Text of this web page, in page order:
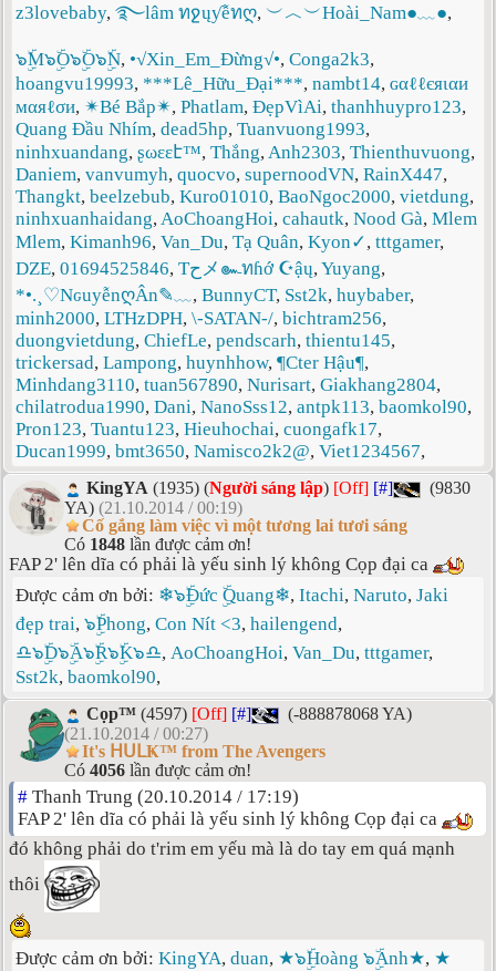
z3lovebaby, ࿐lâm ทջųƴễทღ, ︶︿︶Hoài_Nam●﹏●,
๖ۣۜM๖ۣۜO๖ۣۜO๖ۣۜN, •√Xin_Em_Đừng√•, Conga2k3,
hoangvu19993, ***Lê_Hữu_Đại***, nambt14, ɢαℓℓєяιαи
мαяℓσи, ✴Bé Bắp✴, Phatlam, ĐẹpVìAi, thanhhuypro123,
Quang Đầu Nhím, dead5hp, Tuanvuong1993,
ninhxuandang, ʂωεεէ™, Thắng,Anh2303, Thienthuvuong,
Daniem, vanvumyh, quocvo, supernoodVN, RainX447,
Thangkt, beelzebub, Kuro01010, BaoNgoc2000, vietdung,
ninhxuanhaidang,AoChoangHoi, cahautk, Nood Gà, Mlem
Mlem, Kimanh96, Van_Du, Tạ Quân, Kyon✓, tttgamer,
DZE, 01694525846, Tحメ๛ทɦớ ☪ậų,Yuyang,
*•.¸♡NԍuyễnღÂn✎﹏, BunnyCT, Sst2k, huybaber,
minh2000, LTHzDPH, \-SATAN-/, bichtram256,
duongvietdung, ChiefLe, pendscarh, thientu145,
trickersad, Lampong, huynhhow, ¶Cter Hậu¶,
Minhdang3110, tuan567890, Nurisart, Giakhang2804,
chilatrodua1990, Dani, NanoSss12, antpk113, baomkol90,
Pron123, Tuantu123, Hieuhochai, cuongafk17,
Ducan1999, bmt3650, Namisco2k2@, Viet1234567,
KingYA (1935) (Người sáng lập) [Off] [#]
(9830
YA) (21.10.2014 / 00:19)
Cố gắng làm việc vì một tương lai tươi sáng
Có 1848 lần được cảm ơn!
FAP 2' lên dĩa có phải là yếu sinh lý không Cọp đại ca
Được cảm ơn bởi: ❄๖ۣۜĐức ۣۜQuang❄, Itachi, Naruto, Jaki
đẹp trai, ๖ۣۜPhong, Con Nít <3, hailengend,
♎๖ۣۜD๖ۣۜA๖ۣۜR๖ۣۜK๖♎, AoChoangHoi, Van_Du, tttgamer,
Sst2k, baomkol90,
Cọp™ (4597) [Off] [#]
(-888878068 YA)
(21.10.2014 / 00:27)
It's ᕼᑌᒪҜ™ from The Avengers
Có 4056 lần được cảm ơn!
# Thanh Trung (20.10.2014 / 17:19)
FAP 2' lên dĩa có phải là yếu sinh lý không Cọp đại ca
đó không phải do t'rim em yếu mà là do tay em quá mạnh
thôi
Được cảm ơn bởi: KingYA, duan, ★๖ۣۜHoàng ๖ۣۜAnh★, ★